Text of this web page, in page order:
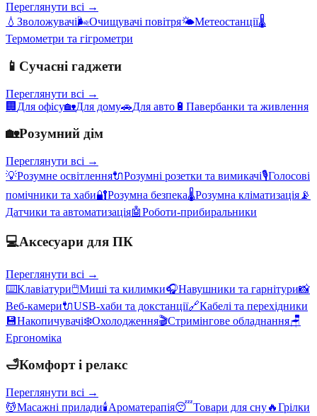
Переглянути всі →
💧 Зволожувачі🌬️Очищувачі повітря🌤️Метеостанції🌡️
Термометри та гігрометри
📱 Сучасні гаджети
Переглянути всі →
🏢 Для офісу🏡Для дому🚗Для авто 🔋 Павербанки та живлення
🏡Розумний дім
Переглянути всі →
💡Розумне освітлення🔌Розумні розетки та вимикачі🎙️Голосові
помічники та хаби🔐Розумна безпека🌡️Розумна кліматизація 📡
Датчики та автоматизація🤖Роботи-прибиральники
💻Аксесуари для ПК
Переглянути всі →
⌨️Клавіатури🖱️Миші та килимки🎧Навушники та гарнітури📸
Веб-камери🔌USB-хаби та докстанції🔗Кабелі та перехідники
💾Накопичувачі❄️Охолодження🎬Стримінгове обладнання🪑
Ергономіка
🛁Комфорт і релакс
Переглянути всі →
💆Масажні прилади🕯️Ароматерапія😴Товари для сну🔥Грілки